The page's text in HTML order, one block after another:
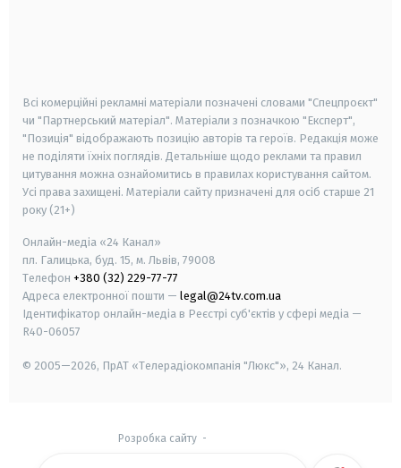
Всі комерційні рекламні матеріали позначені словами "Спецпроєкт"
чи "Партнерський матеріал". Матеріали з позначкою "Експерт",
"Позиція" відображають позицію авторів та героїв. Редакція може
не поділяти їхніх поглядів. Детальніше щодо реклами та правил
цитування можна ознайомитись в правилах користування сайтом.
Усі права захищені. Матеріали сайту призначені для осіб старше 21
року (21+)
Онлайн-медіа «24 Канал»
пл. Галицька, буд. 15, м. Львів, 79008
Телефон +380 (32) 229-77-77
Адреса електронної пошти — legal@24tv.com.ua
Ідентифікатор онлайн-медіа в Реєстрі суб'єктів у сфері медіа —
R40-06057
© 2005—2026, ПрАТ «Телерадіокомпанія "Люкс"», 24 Канал.
Розробка сайту-